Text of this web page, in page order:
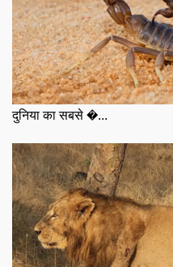
दुनिया का सबसे �...